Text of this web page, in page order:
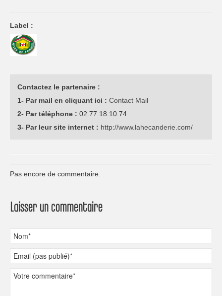
Label :
Contactez le partenaire :
1- Par mail en cliquant ici : Contact Mail
2- Par téléphone : 02.77.18.10.74
3- Par leur site internet : http://www.lahecanderie.com/
Pas encore de commentaire.
Laisser un commentaire